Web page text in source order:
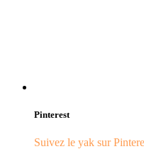
Pinterest
Suivez le yak sur